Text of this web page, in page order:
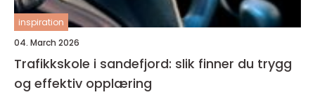
inspiration
04. March 2026
Trafikkskole i sandefjord: slik finner du trygg
og effektiv opplæring